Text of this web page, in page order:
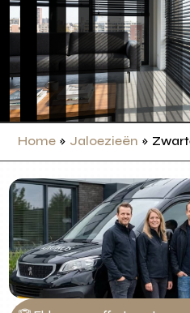
Home » Jaloezieën »